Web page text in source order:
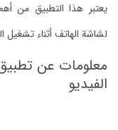
يعتبر هذا التطبيق من
لشاشة الهاتف أثناء تشغيل
معلومات عن
الفيديو